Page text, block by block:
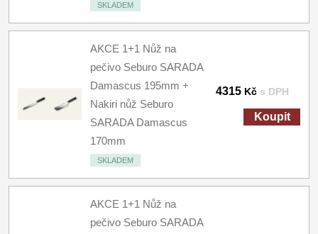
SKLADEM
AKCE 1+1 Nůž na
pečivo Seburo SARADA
Damascus 195mm +
Nakiri nůž Seburo
SARADA Damascus
170mm
SKLADEM
4315 Kč s DPH
Koupit
AKCE 1+1 Nůž na
pečivo Seburo SARADA